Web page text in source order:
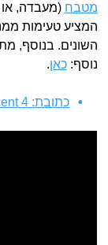
מטבח
המציע טעימות
השונים. בנוסף,
נוסף:כאן.
כתובת: 4 Blenheim Crescent